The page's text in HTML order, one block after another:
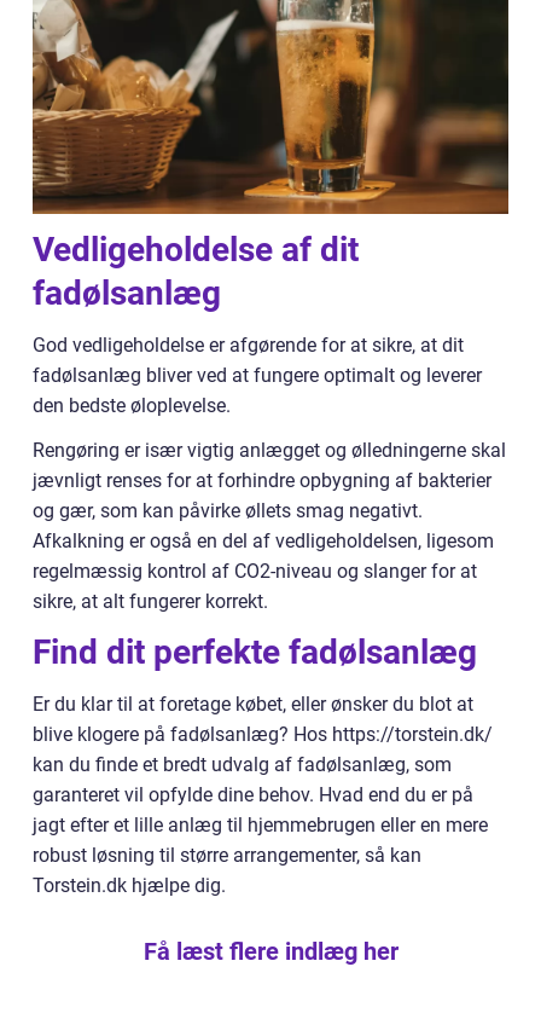
Vedligeholdelse af dit
fadølsanlæg
God vedligeholdelse er afgørende for at sikre, at dit
fadølsanlæg bliver ved at fungere optimalt og leverer
den bedste øloplevelse.
Rengøring er især vigtig anlægget og ølledningerne skal
jævnligt renses for at forhindre opbygning af bakterier
og gær, som kan påvirke øllets smag negativt.
Afkalkning er også en del af vedligeholdelsen, ligesom
regelmæssig kontrol af CO2-niveau og slanger for at
sikre, at alt fungerer korrekt.
Find dit perfekte fadølsanlæg
Er du klar til at foretage købet, eller ønsker du blot at
blive klogere på fadølsanlæg? Hos https://torstein.dk/
kan du finde et bredt udvalg af fadølsanlæg, som
garanteret vil opfylde dine behov. Hvad end du er på
jagt efter et lille anlæg til hjemmebrugen eller en mere
robust løsning til større arrangementer, så kan
Torstein.dk hjælpe dig.
Få læst flere indlæg her